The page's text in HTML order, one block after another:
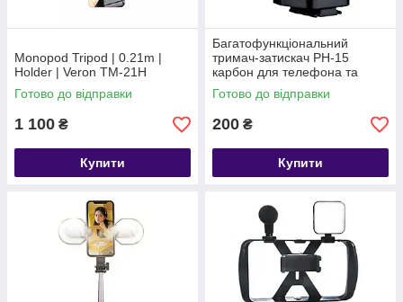
Monopod Tripod | 0.21m |
Holder | Veron TM-21H
Готово до відправки
1 100 ₴
Купити
Багатофункціональний
тримач-затискач PH-15
карбон для телефона та
селфі спалахи
Готово до відправки
200 ₴
Купити